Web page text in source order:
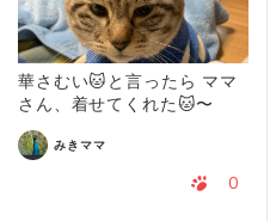
華さむい🐱と言ったら ママ
さん、着せてくれた🐱〜
みきママ
0